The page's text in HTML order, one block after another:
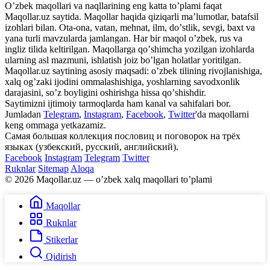
Oʼzbek maqollari va naqllarining eng katta toʼplami faqat
Maqollar.uz saytida. Maqollar haqida qiziqarli maʼlumotlar, batafsil
izohlari bilan. Ota-ona, vatan, mehnat, ilm, doʼstlik, sevgi, baxt va
yana turli mavzularda jamlangan. Har bir maqol oʼzbek, rus va
ingliz tilida keltirilgan. Maqollarga qoʼshimcha yozilgan izohlarda
ularning asl mazmuni, ishlatish joiz boʼlgan holatlar yoritilgan.
Maqollar.uz saytining asosiy maqsadi: oʼzbek tilining rivojlanishiga,
xalq ogʼzaki ijodini ommalashishiga, yoshlarning savodxonlik
darajasini, soʼz boyligini oshirishga hissa qoʼshishdir.
Saytimizni ijtimoiy tarmoqlarda ham kanal va sahifalari bor.
Jumladan Telegram, Instagram, Facebook, Twitter'da maqollarni
keng ommaga yetkazamiz.
Самая большая коллекция пословиц и поговорок на трёх
языках (узбекский, русский, английский).
Facebook Instagram Telegram Twitter
Ruknlar Sitemap Aloqa
© 2026 Maqollar.uz — oʼzbek xalq maqollari toʼplami
Maqollar
Ruknlar
Stikerlar
Qidirish